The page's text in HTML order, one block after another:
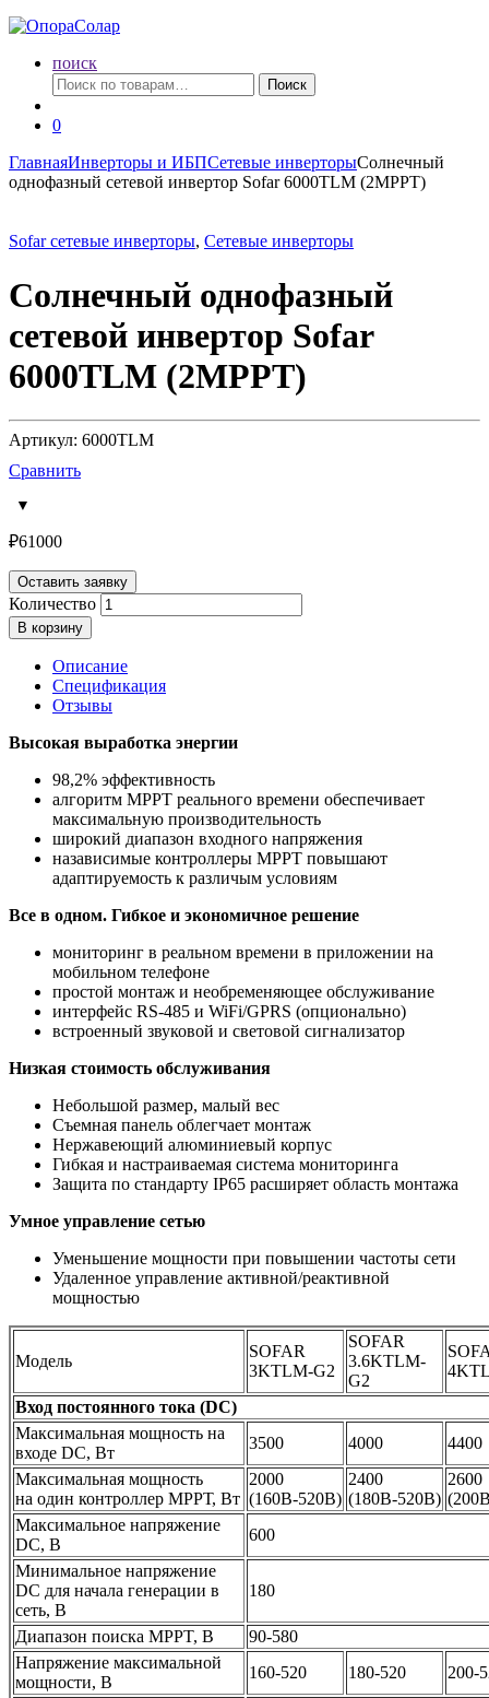
поиск
Искать:
Поиск
0
ГлавнаяИнверторы и ИБПСетевые инверторыСолнечный
однофазный сетевой инвертор Sofar 6000TLM (2MPPT)
Sofar сетевые инверторы, Сетевые инверторы
Солнечный однофазный
сетевой инвертор Sofar
6000TLM (2MPPT)
Артикул: 6000TLM
Сравнить
₽61000
Оставить заявку
Количество
В корзину
Описание
Спецификация
Отзывы
Высокая выработка энергии
98,2% эффективность
алгоритм MPPT реального времени обеспечивает
максимальную производительность
широкий диапазон входного напряжения
назависимые контроллеры МРРТ повышают
адаптируемость к различым условиям
Все в одном. Гибкое и экономичное решение
мониторинг в реальном времени в приложении на
мобильном телефоне
простой монтаж и необременяющее обслуживание
интерфейс RS-485 и WiFi/GPRS (опционально)
встроенный звуковой и световой сигнализатор
Низкая стоимость обслуживания
Небольшой размер, малый вес
Съемная панель облегчает монтаж
Нержавеющий алюминиевый корпус
Гибкая и настраиваемая система мониторинга
Защита по стандарту IP65 расширяет область монтажа
Умное управление сетью
Уменьшение мощности при повышении частоты сети
Удаленное управление активной/реактивной
мощностью
Модель
SOFAR
3KTLM-G2
SOFAR
3.6KTLM-
G2
Вход постоянного тока (DC)
Максимальная мощность на
входе DC, Вт
3500 4000
4400
Максимальная мощность
на один контроллер МРРТ, Вт
2000
(160В-520В)
2400
(180В-520В)
2600
Максимальное напряжение
DC, В
600
Минимальное напряжение
DC для начала генерации в
сеть, В
180
Диапазон поиска MPPT, В
90-580
Напряжение максимальной
мощности, В
160-520 180-520 200-